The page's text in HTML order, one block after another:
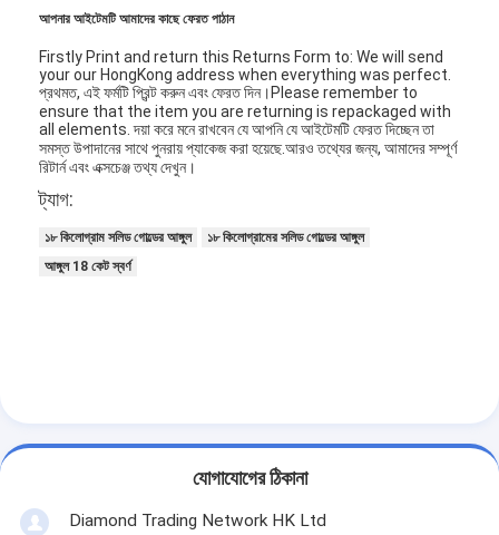
আপনার আইটেমটি আমাদের কাছে ফেরত পাঠান
Firstly Print and return this Returns Form to: We will send
your our HongKong address when everything was perfect.
প্রথমত, এই ফর্মটি প্রিন্ট করুন এবং ফেরত দিন।Please remember to
ensure that the item you are returning is repackaged with
all elements. দয়া করে মনে রাখবেন যে আপনি যে আইটেমটি ফেরত দিচ্ছেন তা
সমস্ত উপাদানের সাথে পুনরায় প্যাকেজ করা হয়েছে.আরও তথ্যের জন্য, আমাদের সম্পূর্ণ
রিটার্ন এবং এক্সচেঞ্জ তথ্য দেখুন।
ট্যাগ:
১৮ কিলোগ্রাম সলিড গোল্ডের আঙ্গুল
১৮ কিলোগ্রামের সলিড গোল্ডের আঙ্গুল
আঙ্গুল 18 কেট স্বর্ণ
যোগাযোগের ঠিকানা
Diamond Trading Network HK Ltd